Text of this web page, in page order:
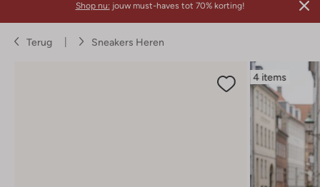
Shop nu: jouw must-haves tot 70% korting!
Terug Sneakers Heren
4 items